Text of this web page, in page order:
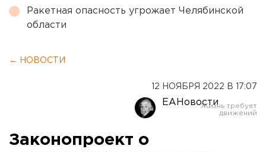
Ракетная опасность угрожает Челябинской
области
← НОВОСТИ
12 НОЯБРЯ 2022 В 17:07
ЕАНовости
Законопроект о